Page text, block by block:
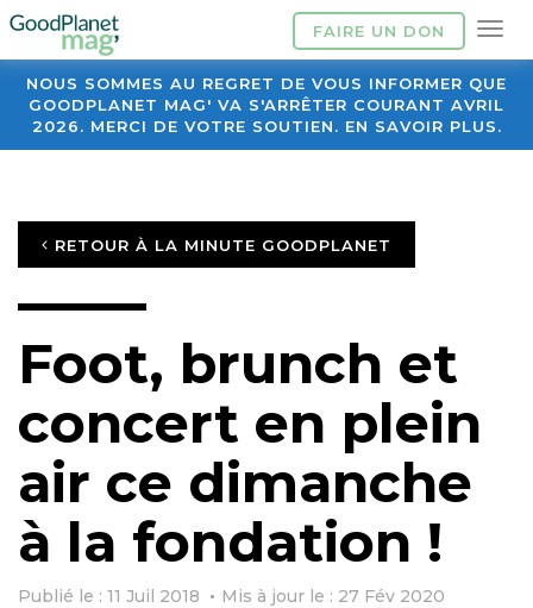
FAIRE UN DON
NOUS SOMMES AU REGRET DE VOUS INFORMER QUE
GOODPLANET MAG' VA S'ARRÊTER COURANT AVRIL
2026. MERCI DE VOTRE SOUTIEN. EN SAVOIR PLUS.
RETOUR À LA MINUTE GOODPLANET
Foot, brunch et
concert en plein
air ce dimanche
à la fondation !
Publié le : 11 Juil 2018
Mis à jour le : 27 Fév 2020